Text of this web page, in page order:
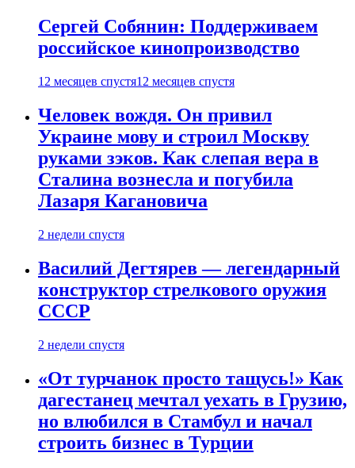
Сергей Собянин: Поддерживаем
российское кинопроизводство
12 месяцев спустя12 месяцев спустя
Человек вождя. Он привил
Украине мову и строил Москву
руками зэков. Как слепая вера в
Сталина вознесла и погубила
Лазаря Кагановича
2 недели спустя
Василий Дегтярев — легендарный
конструктор стрелкового оружия
СССР
2 недели спустя
«От турчанок просто тащусь!» Как
дагестанец мечтал уехать в Грузию,
но влюбился в Стамбул и начал
строить бизнес в Турции